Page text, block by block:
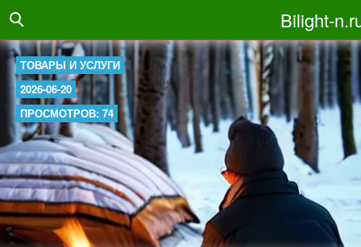
Bilight-
ТОВАРЫ И УСЛУГИ
2026-06-20
ПРОСМОТРОВ: 74